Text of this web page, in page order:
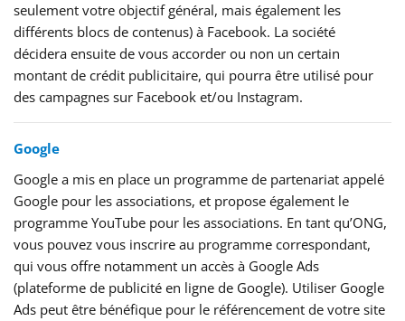
seulement votre objectif général, mais également les
différents blocs de contenus) à Facebook. La société
décidera ensuite de vous accorder ou non un certain
montant de crédit publicitaire, qui pourra être utilisé pour
des campagnes sur Facebook et/ou Instagram.
Google
Google a mis en place un programme de partenariat appelé
Google pour les associations, et propose également le
programme YouTube pour les associations. En tant qu’ONG,
vous pouvez vous inscrire au programme correspondant,
qui vous offre notamment un accès à Google Ads
(plateforme de publicité en ligne de Google). Utiliser Google
Ads peut être bénéfique pour le référencement de votre site